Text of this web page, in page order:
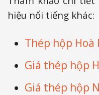
hiệu nổi tiếng khác:
Thép hộp Hoà
Giá thép hộp
Giá thép hộp